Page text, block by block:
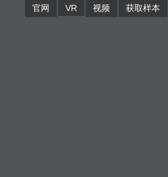
官网 VR 视频 获取样本